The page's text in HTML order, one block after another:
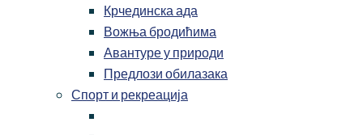
Крчединска ада
Вожња бродићима
Авантуре у природи
Предлози обилазака
Спорт и рекреација